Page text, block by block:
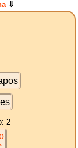
⇓
2